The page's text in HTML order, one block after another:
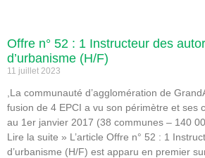
Offre n° 52 : 1 Instructeur des
d’urbanisme (H/F)
11 juillet 2023
,La communauté d’agglomération de
fusion de 4 EPCI a vu son périmètre et ses
au 1er janvier 2017 (38 communes – 140
Lire la suite » L’article Offre n° 52 : 1
d’urbanisme (H/F) est apparu en premier